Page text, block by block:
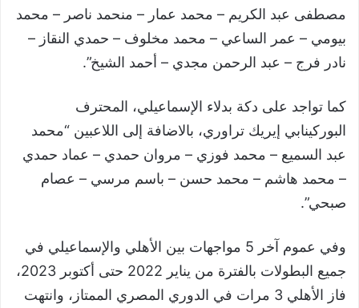
مصطفى عبد الكريم – محمد عمار – منحمد ناصر – محمد
بيومي – عمر الساعي – محمد مخلوف – حمدي النقاز –
نادر فرج – عبد الرحمن مجدي – أحمد الشيخ”.
كما تواجد على دكة بدلاء الإسماعيلي، المحترف
البوركينابي إيريك تراوري، بالاضافة إلى اللاعبين “محمد
عبد السميع – محمد فوزي – مروان حمدي – عماد حمدي
– محمد هاشم – محمد حسن – باسم مرسي – عصام
صبحي”.
وفي عموم آخر 5 مواجهات بين الأهلي والإسماعيلي في
جميع البطولات بالفترة من يناير 2022 حتى أكتوبر 2023،
فاز الأهلي 3 مرات في الدوري المصري الممتاز، وانتهت